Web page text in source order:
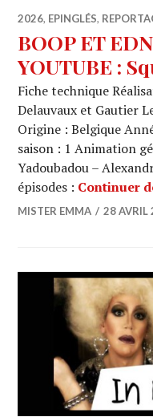
2026, EPINGLÉS,
BOOP ET
YOUTUBE :
Fiche technique
Delauvaux et Gautier
Origine : Belgique
saison : 1 Animation
Yadoubadou –
épisodes : Continuer
MISTER EMMA 28 AVRIL